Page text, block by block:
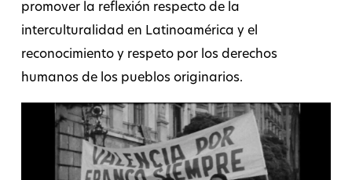
promover la reflexión respecto de la
interculturalidad en Latinoamérica y el
reconocimiento y respeto por los derechos
humanos de los pueblos originarios.